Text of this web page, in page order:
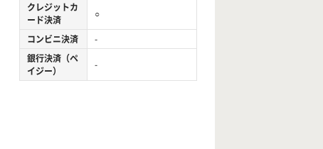
クレジットカ
ード決済
○
コンビニ決済
-
銀行決済（ペ
イジー）
-